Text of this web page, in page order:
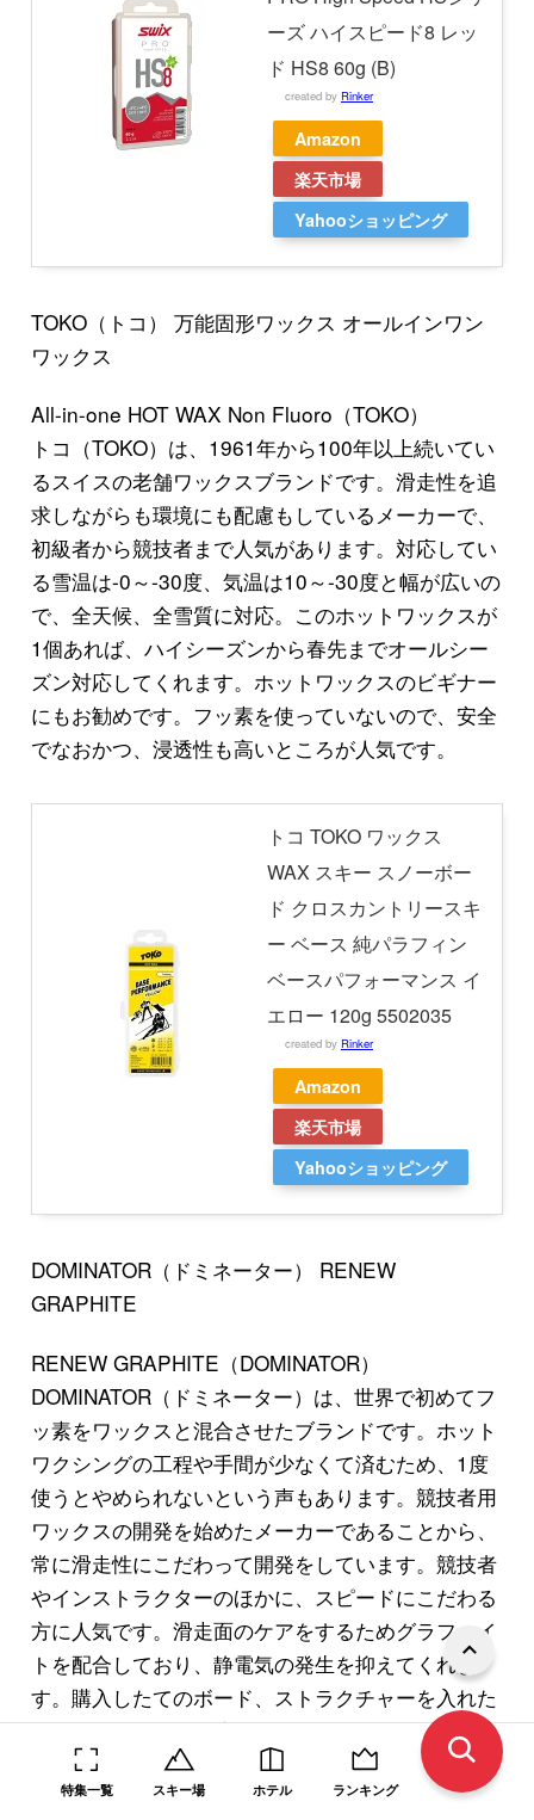
ーズ ハイスピード8 レッ
ド HS8 60g (B)
created by Rinker
Amazon
楽天市場
Yahooショッピング
TOKO（トコ） 万能固形ワックス オールインワン
ワックス
All-in-one HOT WAX Non Fluoro（TOKO）
トコ（TOKO）は、1961年から100年以上続いてい
るスイスの老舗ワックスブランドです。滑走性を追
求しながらも環境にも配慮もしているメーカーで、
初級者から競技者まで人気があります。対応してい
る雪温は-0～-30度、気温は10～-30度と幅が広いの
で、全天候、全雪質に対応。このホットワックスが
1個あれば、ハイシーズンから春先までオールシー
ズン対応してくれます。ホットワックスのビギナー
にもお勧めです。フッ素を使っていないので、安全
でなおかつ、浸透性も高いところが人気です。
トコ TOKO ワックス
WAX スキー スノーボー
ド クロスカントリースキ
ー ベース 純パラフィン
ベースパフォーマンス イ
エロー 120g 5502035
created by Rinker
Amazon
楽天市場
Yahooショッピング
DOMINATOR（ドミネーター） RENEW
GRAPHITE
RENEW GRAPHITE（DOMINATOR）
DOMINATOR（ドミネーター）は、世界で初めてフ
ッ素をワックスと混合させたブランドです。ホット
ワクシングの工程や手間が少なくて済むため、1度
使うとやめられないという声もあります。競技者用
ワックスの開発を始めたメーカーであることから、
常に滑走性にこだわって開発をしています。競技者
やインストラクターのほかに、スピードにこだわる
方に人気です。滑走面のケアをするためグラファイ
トを配合しており、静電気の発生を抑えてくれま
す。購入したてのボード、ストラクチャーを入れた
ばかりのボートに最適です。
特集一覧 スキー場 ホテル ランキング